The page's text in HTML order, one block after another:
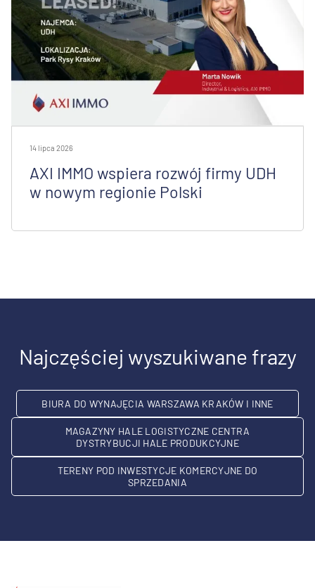
14 lipca 2026
AXI IMMO wspiera rozwój firmy UDH
w nowym regionie Polski
Najczęściej wyszukiwane frazy
BIURA DO WYNAJĘCIA WARSZAWA KRAKÓW I INNE
MAGAZYNY HALE LOGISTYCZNE CENTRA
DYSTRYBUCJI HALE PRODUKCYJNE
TERENY POD INWESTYCJE KOMERCYJNE DO
SPRZEDANIA